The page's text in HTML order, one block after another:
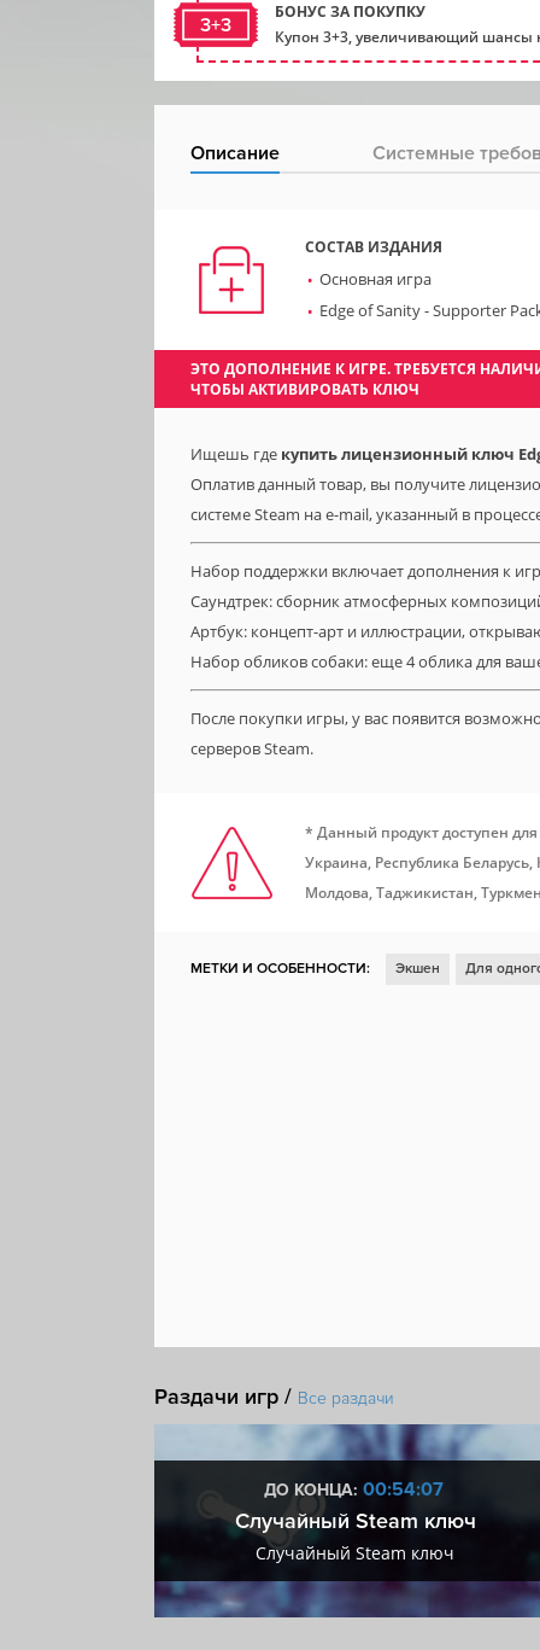
3+3
БОНУС ЗА ПОКУПКУ
Купон 3+3, увеличивающий шансы
Описание Системные
СОСТАВ ИЗДАНИЯ
Основная игра
Edge of Sanity - Supporter
ЭТО ДОПОЛНЕНИЕ К ИГРЕ. ТРЕБУЕТСЯ
ЧТОБЫ АКТИВИРОВАТЬ КЛЮЧ
Ищешь где купить лицензионный ключ
Оплатив данный товар, вы получите
системе Steam на e-mail, указанный в
Набор поддержки включает дополнения к
Саундтрек: сборник атмосферных
Артбук: концепт-арт и иллюстрации,
Набор обликов собаки: еще 4 облика для
После покупки игры, у вас появится
серверов Steam.
* Данный продукт доступен
Украина, Республика
Молдова, Таджикистан,
МЕТКИ И ОСОБЕННОСТИ: Экшен Для
Раздачи игр / Все раздачи
ДО КОНЦА: 00:54:06
Случайный Steam ключ
Случайный Steam ключ